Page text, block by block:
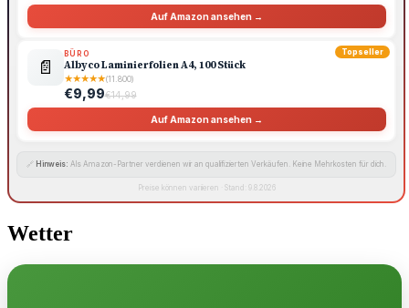
Auf Amazon ansehen →
Topseller
📄
BÜRO
Albyco Laminierfolien A4, 100 Stück
★★★★★(11.800)
€9,99€14,99
Auf Amazon ansehen →
🔗 Hinweis: Als Amazon-Partner verdienen wir an qualifizierten Verkäufen. Keine Mehrkosten für dich.
Preise können variieren · Stand: 9.8.2026
Wetter